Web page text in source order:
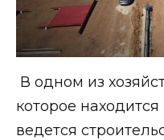
В одном из
которое
ведется